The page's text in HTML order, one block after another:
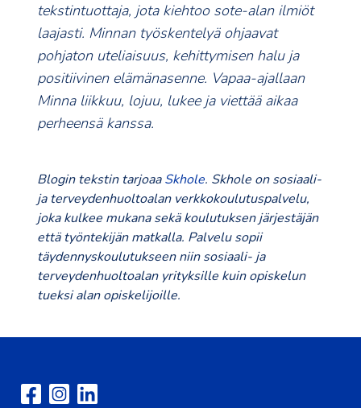
tekstintuottaja, jota kiehtoo sote-alan ilmiöt
laajasti. Minnan työskentelyä ohjaavat
pohjaton uteliaisuus, kehittymisen halu ja
positiivinen elämänasenne. Vapaa-ajallaan
Minna liikkuu, lojuu, lukee ja viettää aikaa
perheensä kanssa.
Blogin tekstin tarjoaaSkhole. Skhole on sosiaali-
ja terveydenhuoltoalan verkkokoulutuspalvelu,
joka kulkee mukana sekä koulutuksen järjestäjän
että työntekijän matkalla. Palvelu sopii
täydennyskoulutukseen niin sosiaali- ja
terveydenhuoltoalan yrityksille kuin opiskelun
tueksi alan opiskelijoille.